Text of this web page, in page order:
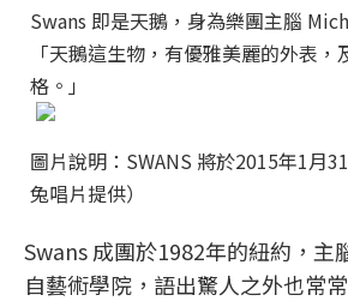
Swans 即是天鵝，身為樂團主腦
「天鵝這生物，有優雅美麗的外表
格。」
圖片說明：SWANS 將於2015年1月
兔唱片提供）
Swans 成團於1982年的紐約，主
自藝術學院，語出驚人之外也常